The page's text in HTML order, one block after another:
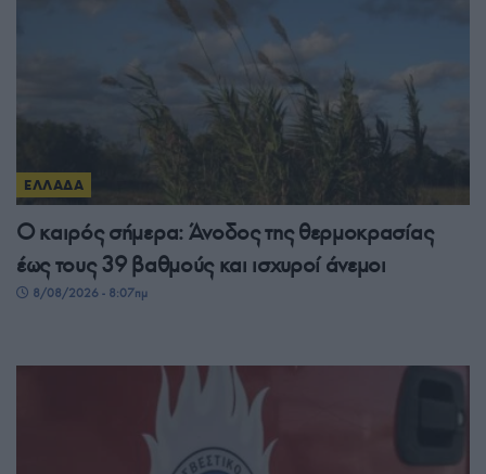
ΕΛΛΑΔΑ
Ο καιρός σήμερα: Άνοδος της θερμοκρασίας
έως τους 39 βαθμούς και ισχυροί άνεμοι
8/08/2026 - 8:07πμ